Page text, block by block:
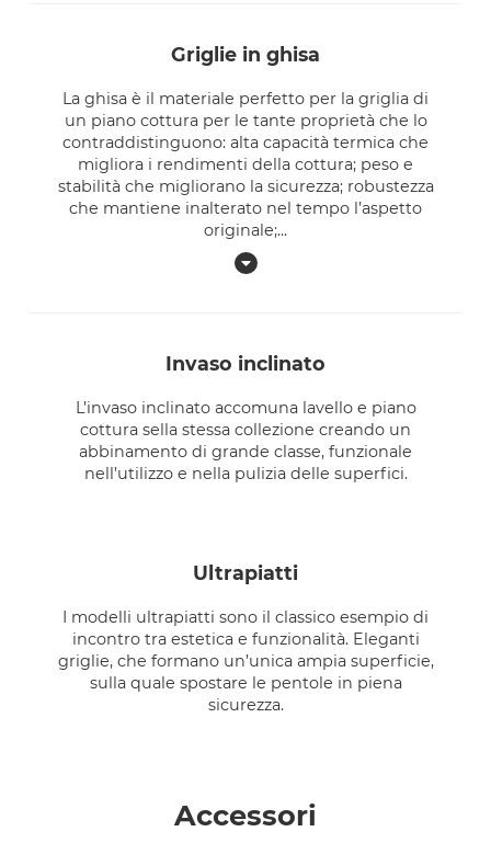
griglie in ghisa
La ghisa è il materiale perfetto per la griglia di
un piano cottura per le tante proprietà che lo
contraddistinguono: alta capacità termica che
migliora i rendimenti della cottura; peso e
stabilità che migliorano la sicurezza; robustezza
che mantiene inalterato nel tempo l’aspetto
originale;...
invaso inclinato
L’invaso inclinato accomuna lavello e piano
cottura sella stessa collezione creando un
abbinamento di grande classe, funzionale
nell’utilizzo e nella pulizia delle superfici.
ultrapiatti
I modelli ultrapiatti sono il classico esempio di
incontro tra estetica e funzionalità. Eleganti
griglie, che formano un’unica ampia superficie,
sulla quale spostare le pentole in piena
sicurezza.
Accessori